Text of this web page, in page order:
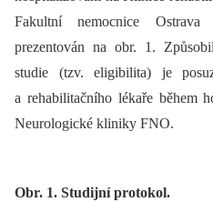
Fakultní nemocnice
prezentován na obr. 1.
studie (tzv. eligibilita) je
a rehabilitačního lékaře během
Neurologické kliniky FNO.
Obr. 1. Studijní protokol.